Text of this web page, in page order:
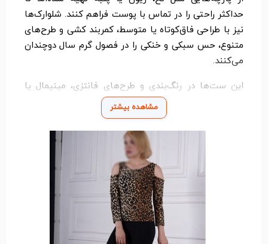
حداکثر راحتی را در تماس با پوست فراهم کنند. شلوارک‌ها
نیز با طراحی فاق‌کوتاه یا متوسط، کمربند کشی و طرح‌های
متنوع، حس سبکی و خنکی را در فصول گرم سال دوچندان
می‌کنند.
این ست‌ها در رنگ‌بندی و طرح‌های فانتزی، مینیمال یا
کلاسیک عرضه می‌شوند و برای همه رده‌های سنی مناسب
هستند. چه برای استراحت در خانه، چه برای یک عصر
تابستانی کنار دوستان، ست بلوز و شلوارک یک انتخاب
بی‌دردسر و جذاب به شمار می‌آید که راحتی و شیکی را
همزمان به شما هدیه می‌دهد.
مشاهده بیشتر